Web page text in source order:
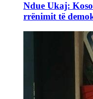
Ndue Ukaj:
rrënimit të